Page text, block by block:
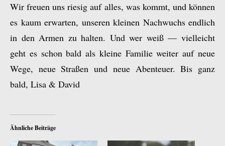
Wir freuen uns riesig auf alles, was kommt, und können
es kaum erwarten, unseren kleinen Nachwuchs endlich
in den Armen zu halten. Und wer weiß — vielleicht
geht es schon bald als kleine Familie weiter auf neue
Wege, neue Straßen und neue Abenteuer. Bis ganz
bald, Lisa & David
Ähnliche Beiträge